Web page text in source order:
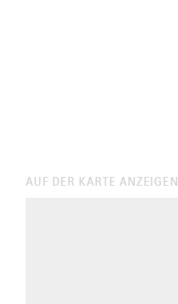
AUF DER KARTE ANZEIGEN